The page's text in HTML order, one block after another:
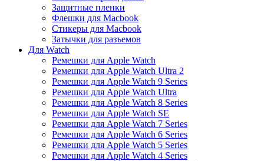
Защитные пленки
Флешки для Macbook
Стикеры для Macbook
Затычки для разъемов
Для Watch
Ремешки для Apple Watch
Ремешки для Apple Watch Ultra 2
Ремешки для Apple Watch 9 Series
Ремешки для Apple Watch Ultra
Ремешки для Apple Watch 8 Series
Ремешки для Apple Watch SE
Ремешки для Apple Watch 7 Series
Ремешки для Apple Watch 6 Series
Ремешки для Apple Watch 5 Series
Ремешки для Apple Watch 4 Series